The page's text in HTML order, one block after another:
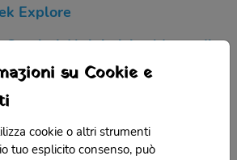
Explore
Sentieri Alpinistici sul Lago di
Monte Albano
dell'Amicizia
su Cookie e
cookie o altri strumenti
tuo esplicito consenso, può